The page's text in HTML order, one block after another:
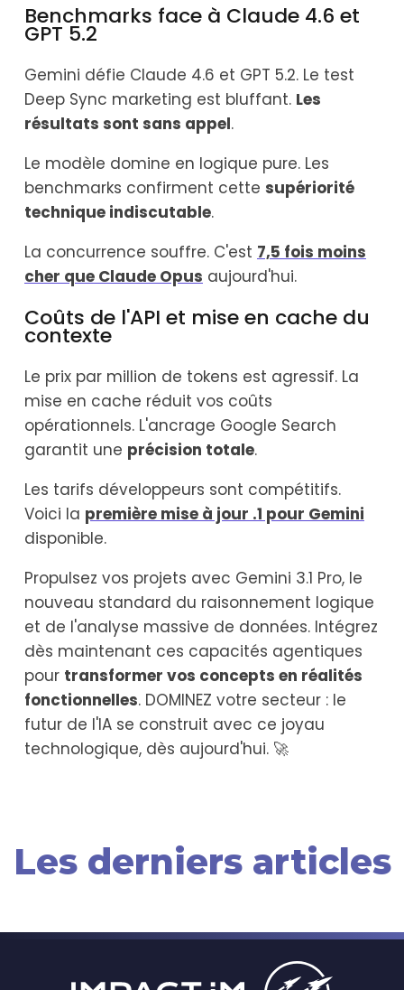
Benchmarks face à Claude 4.6 et
GPT 5.2
Gemini défie Claude 4.6 et GPT 5.2. Le test
Deep Sync marketing est bluffant. Les
résultats sont sans appel.
Le modèle domine en logique pure. Les
benchmarks confirment cette supériorité
technique indiscutable.
La concurrence souffre. C'est 7,5 fois moins
cher que Claude Opus aujourd'hui.
Coûts de l'API et mise en cache du
contexte
Le prix par million de tokens est agressif. La
mise en cache réduit vos coûts
opérationnels. L'ancrage Google Search
garantit une précision totale.
Les tarifs développeurs sont compétitifs.
Voici la première mise à jour .1 pour Gemini
disponible.
Propulsez vos projets avec Gemini 3.1 Pro, le
nouveau standard du raisonnement logique
et de l'analyse massive de données. Intégrez
dès maintenant ces capacités agentiques
pour transformer vos concepts en réalités
fonctionnelles. DOMINEZ votre secteur : le
futur de l'IA se construit avec ce joyau
technologique, dès aujourd'hui. 🚀
Les derniers articles